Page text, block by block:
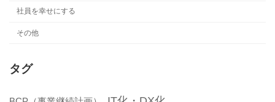
社員を幸せにする
その他
タグ